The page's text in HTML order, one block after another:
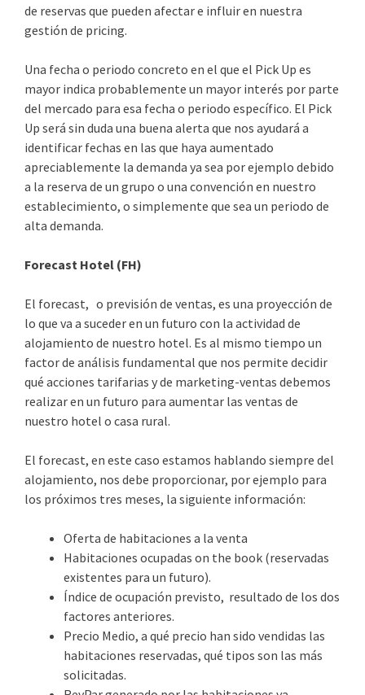
de reservas que pueden afectar e influir en nuestra
gestión de pricing.
Una fecha o periodo concreto en el que el Pick Up es
mayor indica probablemente un mayor interés por parte
del mercado para esa fecha o periodo específico. El Pick
Up será sin duda una buena alerta que nos ayudará a
identificar fechas en las que haya aumentado
apreciablemente la demanda ya sea por ejemplo debido
a la reserva de un grupo o una convención en nuestro
establecimiento, o simplemente que sea un periodo de
alta demanda.
Forecast Hotel (FH)
El forecast, o previsión de ventas, es una proyección de
lo que va a suceder en un futuro con la actividad de
alojamiento de nuestro hotel. Es al mismo tiempo un
factor de análisis fundamental que nos permite decidir
qué acciones tarifarias y de marketing-ventas debemos
realizar en un futuro para aumentar las ventas de
nuestro hotel o casa rural.
El forecast, en este caso estamos hablando siempre del
alojamiento, nos debe proporcionar, por ejemplo para
los próximos tres meses, la siguiente información:
Oferta de habitaciones a la venta
Habitaciones ocupadas on the book (reservadas
existentes para un futuro).
Índice de ocupación previsto, resultado de los dos
factores anteriores.
Precio Medio, a qué precio han sido vendidas las
habitaciones reservadas, qué tipos son las más
solicitadas.